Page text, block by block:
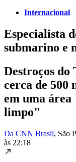
Internacional
Especialista
submarino e
Destroços do
cerca de 500
em uma
limpo"
Da CNN Brasil, São
às 22:18